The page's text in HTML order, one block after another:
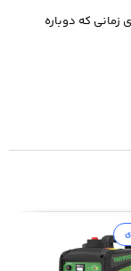
زمانی که دوباره